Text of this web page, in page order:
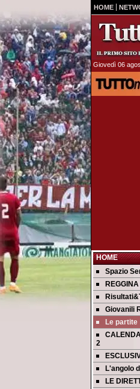
HOME
Giovedì 06
HOME
Spazio
REGGINA
Giovanili
Le partite
2
L'angolo
LE